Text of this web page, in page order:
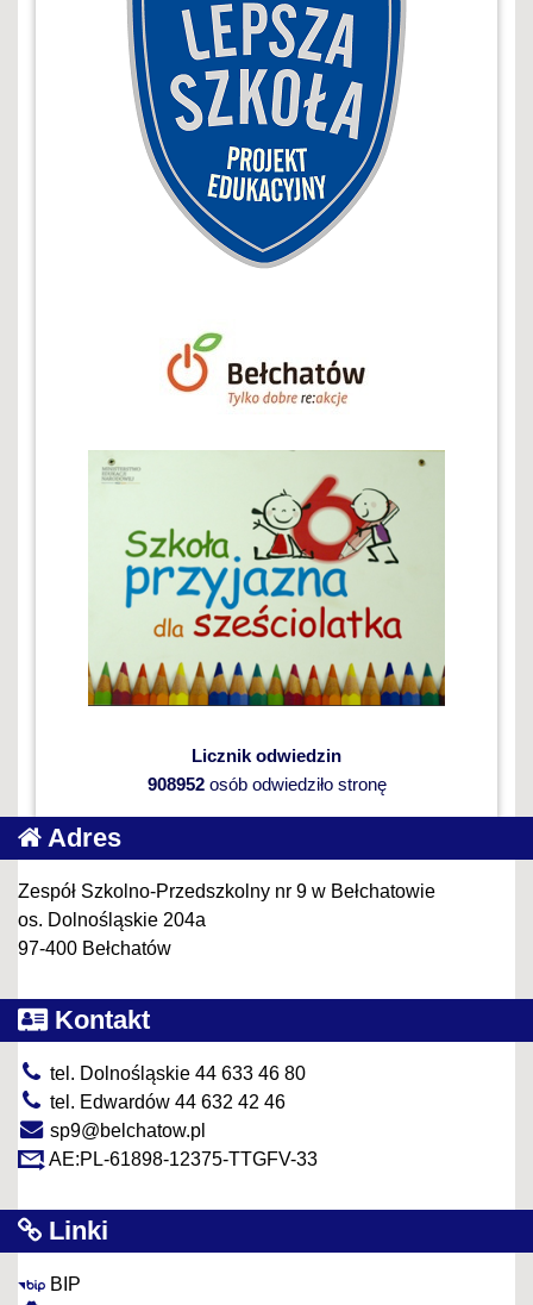
Licznik odwiedzin
908952osób odwiedziło stronę
Adres
Zespół Szkolno-Przedszkolny nr 9 w Bełchatowie
os. Dolnośląskie 204a
97-400 Bełchatów
Kontakt
tel. Dolnośląskie 44 633 46 80
tel. Edwardów 44 632 42 46
sp9@belchatow.pl
AE:PL-61898-12375-TTGFV-33
Linki
BIP